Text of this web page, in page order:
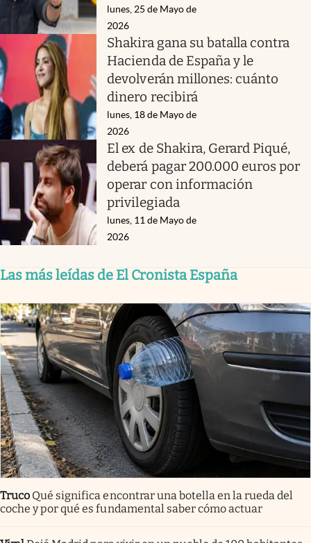
lunes, 25 de Mayo de
2026
Shakira gana su batalla contra
Hacienda de España y le
devolverán millones: cuánto
dinero recibirá
lunes, 18 de Mayo de
2026
El ex de Shakira, Gerard Piqué,
deberá pagar 200.000 euros por
operar con información
privilegiada
lunes, 11 de Mayo de
2026
Las más leídas de El Cronista España
Truco Qué significa encontrar una botella en la rueda del
coche y por qué es fundamental saber cómo actuar